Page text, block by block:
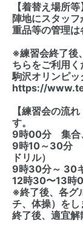
【着替え場所等】
陣地にスタッ
重品等の管理は
※練習会終了後
ちらをご利用く
駒沢オリンピ
https://
【練習会の流
す。
9時00分 集合
9時10～30分
ドリル）
9時30分～ 30
12時30〜13時
※終了後、各グ
チ、体操）をし
終了後、適宜解